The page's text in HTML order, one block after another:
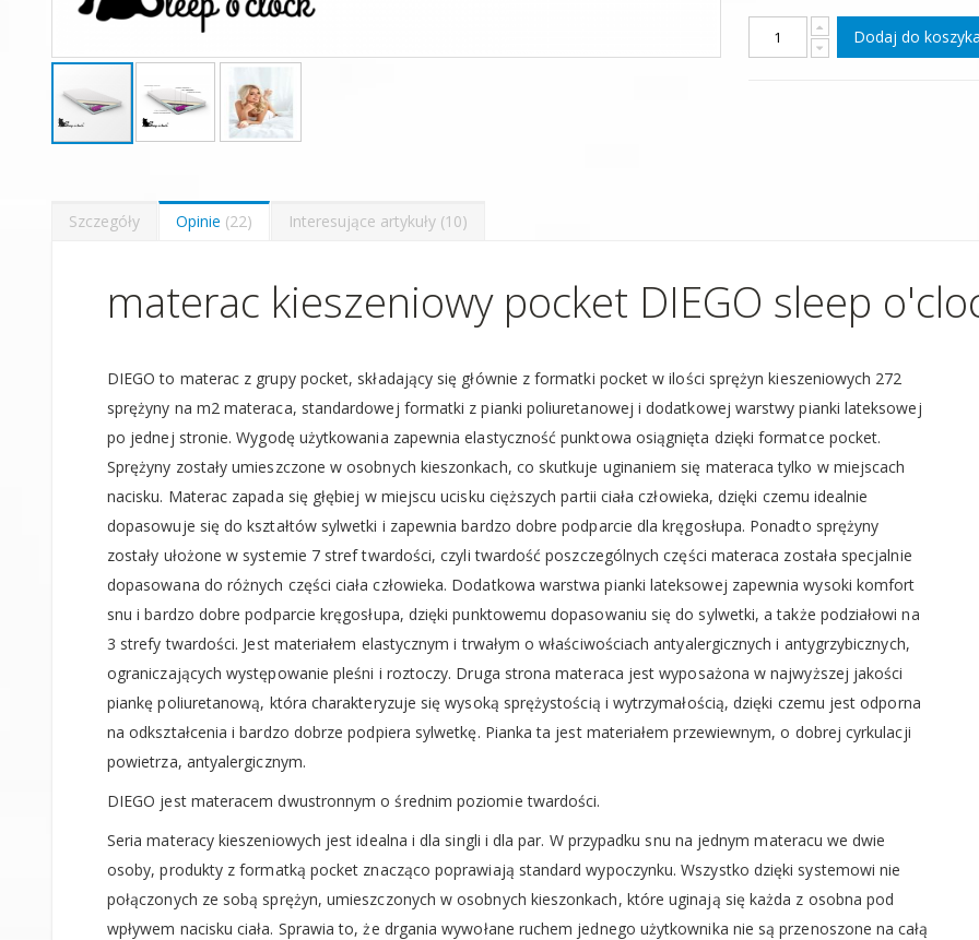
Dodaj do
beginning
Szczegóły Opinie 22 Interesujące artykuły 10
materac kieszeniowy pocket DIEGO sleep
DIEGO to materac z grupy pocket, składający się głównie z formatki pocket w ilości sprężyn kieszeniowych 272
sprężyny na m2 materaca, standardowej formatki z pianki poliuretanowej i dodatkowej warstwy pianki lateksowej
po jednej stronie. Wygodę użytkowania zapewnia elastyczność punktowa osiągnięta dzięki formatce pocket.
Sprężyny zostały umieszczone w osobnych kieszonkach, co skutkuje uginaniem się materaca tylko w miejscach
nacisku. Materac zapada się głębiej w miejscu ucisku cięższych partii ciała człowieka, dzięki czemu idealnie
dopasowuje się do kształtów sylwetki i zapewnia bardzo dobre podparcie dla kręgosłupa. Ponadto sprężyny
zostały ułożone w systemie 7 stref twardości, czyli twardość poszczególnych części materaca została specjalnie
dopasowana do różnych części ciała człowieka. Dodatkowa warstwa pianki lateksowej zapewnia wysoki komfort
snu i bardzo dobre podparcie kręgosłupa, dzięki punktowemu dopasowaniu się do sylwetki, a także podziałowi na
3 strefy twardości. Jest materiałem elastycznym i trwałym o właściwościach antyalergicznych i antygrzybicznych,
ograniczających występowanie pleśni i roztoczy. Druga strona materaca jest wyposażona w najwyższej jakości
piankę poliuretanową, która charakteryzuje się wysoką sprężystością i wytrzymałością, dzięki czemu jest odporna
na odkształcenia i bardzo dobrze podpiera sylwetkę. Pianka ta jest materiałem przewiewnym, o dobrej cyrkulacji
powietrza, antyalergicznym.
DIEGO jest materacem dwustronnym o średnim poziomie twardości.
Seria materacy kieszeniowych jest idealna i dla singli i dla par. W przypadku snu na jednym materacu we dwie
osoby, produkty z formatką pocket znacząco poprawiają standard wypoczynku. Wszystko dzięki systemowi nie
połączonych ze sobą sprężyn, umieszczonych w osobnych kieszonkach, które uginają się każda z osobna pod
wpływem nacisku ciała. Sprawia to, że drgania wywołane ruchem jednego użytkownika nie są przenoszone na całą